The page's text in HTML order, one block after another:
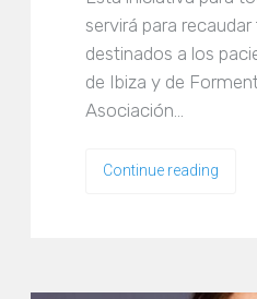
servirá para
destinados a los
de Ibiza y de
Asociación…
Continue reading